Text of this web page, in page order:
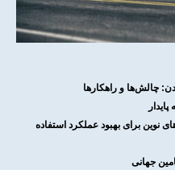
چالش‌ها و راهکارها
نوین برای بهبود عملکرد استفاده
جهانی